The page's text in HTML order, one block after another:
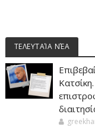
ΤΕΛΕΥΤΑΊΑ ΝΈΑ